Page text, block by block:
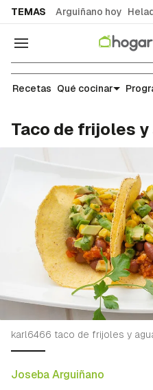
TEMAS Arguiñano hoy
Navegación
Recetas
Recetas Qué cocinar
Taco de frijoles
Joseba Arguiñano
karl6466 taco de frijoles y